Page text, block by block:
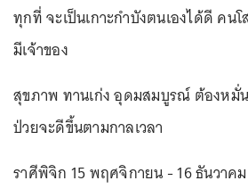
ทุกที่ จะเป็นเกาะกำบังตนเองได้ดี ค
มีเจ้าของ
สุขภาพ ทานเก่ง อุดมสมบูรณ์ ต้องหมั่
ป่วยจะดีขึ้นตามกาลเวลา
ราศีพิจิก 15 พฤศจิกายน - 16 ธันวาคม